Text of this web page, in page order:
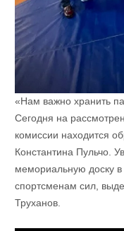
«Нам важно хранить
Сегодня на
комиссии находится
Константина Пульчо.
мемориальную доску
спортсменам сил,
Труханов.